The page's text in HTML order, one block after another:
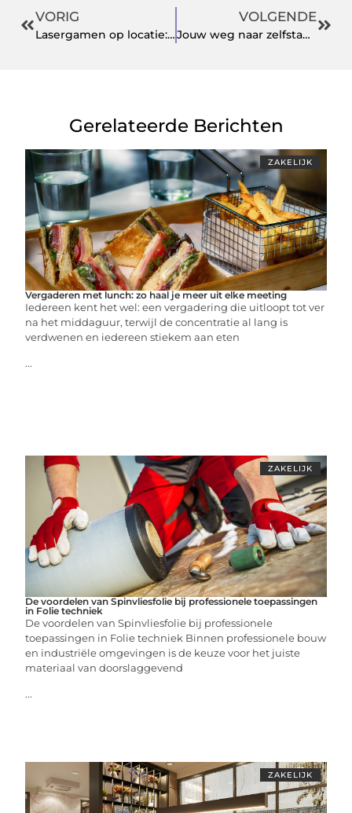
VORIG
Lasergamen op locatie: de ultieme teamervaring
VOLGENDE
Jouw weg naar zelfstandigheid en welzijn
Gerelateerde Berichten
ZAKELIJK
Vergaderen met lunch: zo haal je meer uit elke meeting
Iedereen kent het wel: een vergadering die uitloopt tot ver
na het middaguur, terwijl de concentratie al lang is
verdwenen en iedereen stiekem aan eten
...
ZAKELIJK
De voordelen van Spinvliesfolie bij professionele toepassingen
in Folie techniek
De voordelen van Spinvliesfolie bij professionele
toepassingen in Folie techniek Binnen professionele bouw
en industriële omgevingen is de keuze voor het juiste
materiaal van doorslaggevend
...
ZAKELIJK